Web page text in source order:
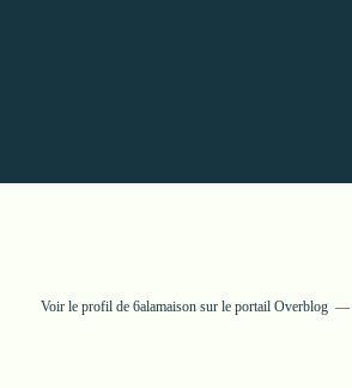
Voir le profil de 6alamaison sur le portail Overblog